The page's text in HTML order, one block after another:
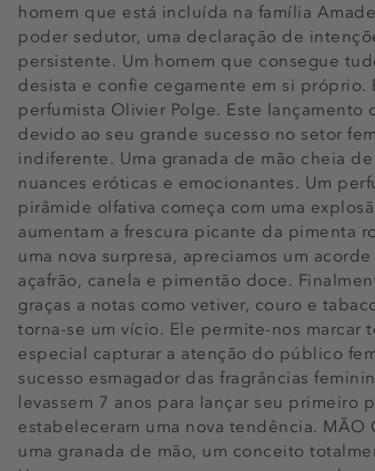
homem que está incluída na família
poder sedutor, uma declaração de
persistente. Um homem que consegue
desista e confie cegamente em si próprio.
perfumista Olivier Polge. Este lançamento
devido ao seu grande sucesso no setor
indiferente. Uma granada de mão cheia
nuances eróticas e emocionantes. Um
pirâmide olfativa começa com uma
aumentam a frescura picante da pimenta
uma nova surpresa, apreciamos um
açafrão, canela e pimentão doce.
graças a notas como vetiver, couro e
torna-se um vício. Ele permite-nos marcar
especial capturar a atenção do público
sucesso esmagador das fragrâncias
levassem 7 anos para lançar seu primeiro
estabeleceram uma nova tendência.
uma granada de mão, um conceito